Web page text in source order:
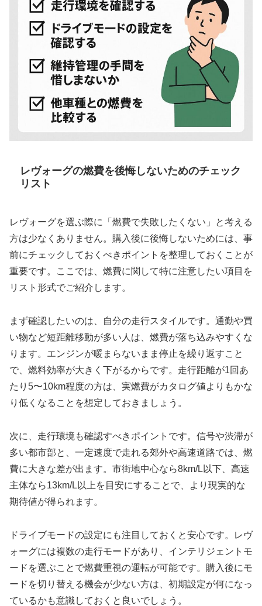
レヴォーグの燃費を後悔しないためのチェック
リスト
レヴォーグを選ぶ際に「燃費で失敗したくない」と考える
方は少なくありません。購入後に後悔しないためには、事
前にチェックしておくべきポイントを整理しておくことが
重要です。ここでは、燃費に関して特に注意したい項目を
リスト形式でご紹介します。
まず確認したいのは、自分の走行スタイルです。通勤や買
い物など短距離移動が多い人は、燃費が落ち込みやすくな
ります。エンジンが暖まらないまま停止を繰り返すこと
で、燃料効率が大きく下がるからです。走行距離が1回あ
たり5〜10km程度の方は、実燃費がカタログ値よりもかな
り低くなることを想定しておきましょう。
次に、走行環境も確認すべきポイントです。信号や渋滞が
多い都市部と、一定速度で走れる郊外や高速道路では、燃
費に大きな差が出ます。市街地中心なら8km/L以下、高速
主体なら13km/L以上を目安にすることで、より現実的な
期待値が得られます。
ドライブモードの設定にも注目しておくと安心です。レヴ
ォーグには複数の走行モードがあり、インテリジェントモ
ードを選ぶことで燃費重視の運転が可能です。購入後にモ
ードを切り替える機会が少ない方は、初期設定が何になっ
ているかも意識しておくと良いでしょう。